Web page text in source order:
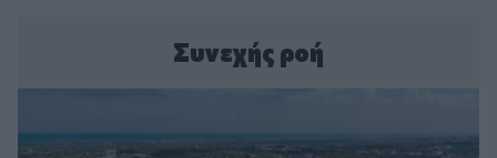
Συνεχής ροή